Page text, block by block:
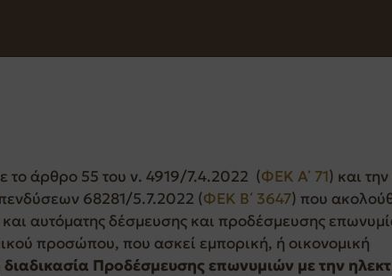
το άρθρο 55 του ν. 4919/7.4.2022 (ΦΕΚ Α΄ 71) και
68281/5.7.2022 (ΦΕΚ Β΄ 3647) που
αυτόματης δέσμευσης και προδέσμευσης
προσώπου, που ασκεί εμπορική, ή οικονομική
διαδικασία Προδέσμευσης επωνυμιών με την